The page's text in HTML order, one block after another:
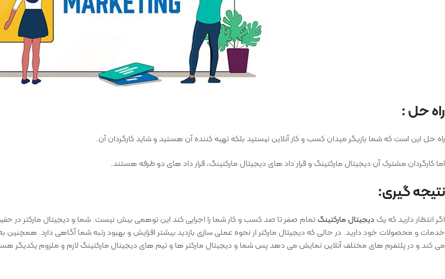
راه حل :‌
راه حل این است که شما بازیگر میدان کسب و کار آنلاین نیستید بلکه تهیه کننده آن هستید و شاید کارگردان آن.
اما کارگردان مشترک آن دیجیتال مارکتینگ و قرار داد های دیجیتال مارکتینگ، قرار داد های دو طرفه هستند.
نتیجه گیری:
اگر انتظار دارید که یکدیجیتال مارکتینگتمام صفر تا صد کسب و کار شما را اجرایی کند این توهمی بیش نیست. شما و دیجیتال مارکتر در
خدمات و محصولات خود دارید. در حالی که دیجیتال مارکتر از نحوه عملی سازی بازدید بیشتر افزایش و بهبود رتبه شما آگاهی دارد.
می کند و در پلتفرم های مختلف آنلاین نمایش می دهد پس شما و دیجیتال مارکتر ها و تیم های دیجیتال مارکتینگ لازم و ملزوم یکدیگر